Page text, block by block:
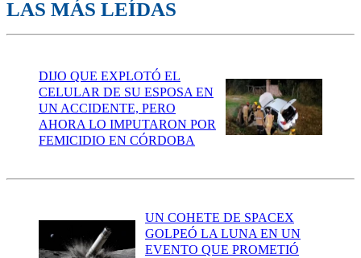
LAS MÁS LEÍDAS
DIJO QUE EXPLOTÓ EL
CELULAR DE SU ESPOSA EN
UN ACCIDENTE, PERO
AHORA LO IMPUTARON POR
FEMICIDIO EN CÓRDOBA
UN COHETE DE SPACEX
GOLPEÓ LA LUNA EN UN
EVENTO QUE PROMETIÓ